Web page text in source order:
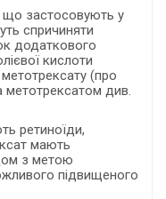
що застосовують у
спричиняти
додаткового
кислоти
(про
метотрексатом див.
ретиноїди,
мають
з метою
підвищеного